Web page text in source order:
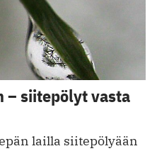
– siitepölyt vasta
lailla siitepölyään